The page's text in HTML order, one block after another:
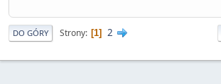
DO GÓRY Strony 1 2